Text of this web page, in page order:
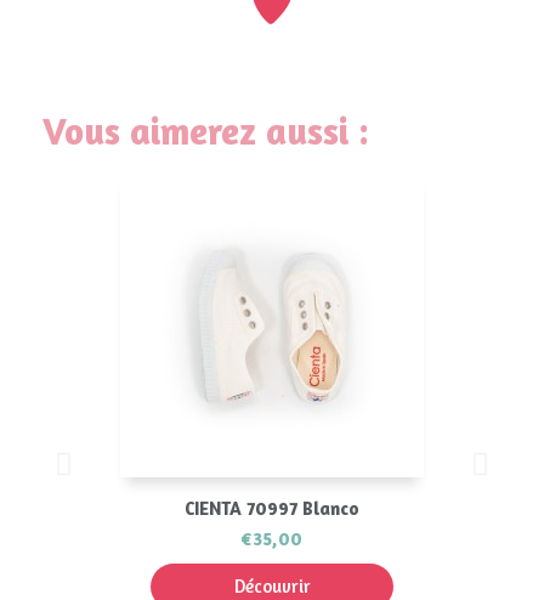
Vous aimerez aussi :
CIENTA 70997 Blanco
€35,00
Découvrir